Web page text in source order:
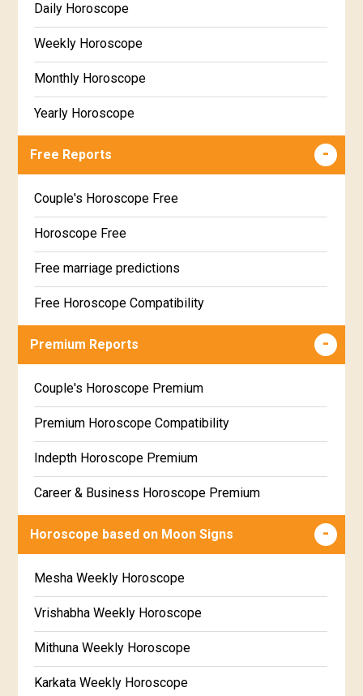
Daily Horoscope
Weekly Horoscope
Monthly Horoscope
Yearly Horoscope
Free Reports
Couple's Horoscope Free
Horoscope Free
Free marriage predictions
Free Horoscope Compatibility
Career & Business Horoscope Free
Free Daily Rashiphal
Free Weekly Rashifal
Free Star Horoscope
Free panchanga Predictions
Free Chinese Horoscope
Free Personal Horoscope
Free Chinese Compatibility
Free Numerology Report
Premium Reports
Couple's Horoscope Premium
Premium Horoscope Compatibility
Indepth Horoscope Premium
Career & Business Horoscope Premium
Numerology Premium Report
Premium Gem Recommendation Report
Premium Ugadi Prediction
Premium Yoga Predictions
Horoscope based on Moon Signs
Mesha Weekly Horoscope
Vrishabha Weekly Horoscope
Mithuna Weekly Horoscope
Karkata Weekly Horoscope